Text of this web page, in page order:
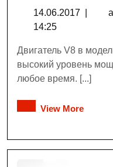
14.06.2017
14:25
Двигатель V8 в
высокий уровень
любое время. [...]
View More